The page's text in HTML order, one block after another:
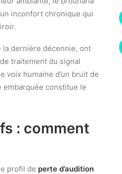
inconfort chronique qui
la dernière décennie, ont
traitement du signal
voix humaine d’un bruit de
constitue le
: comment
profil de perte d’audition